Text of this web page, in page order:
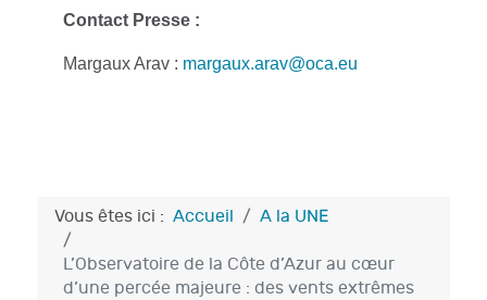
Contact Presse :
Margaux Arav : margaux.arav@oca.eu
Vous êtes ici : Accueil A la UNE
L’Observatoire de la Côte d’Azur au cœur
d’une percée majeure : des vents extrêmes